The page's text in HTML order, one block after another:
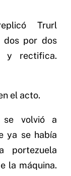
Trurl
dos por dos
y rectifica.
el acto.
se volvió a
ya se había
portezuela
la máquina.